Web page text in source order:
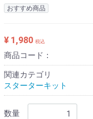
おすすめ商品
¥ 1,980 税込
商品コード：
関連カテゴリ
スターターキット
数量